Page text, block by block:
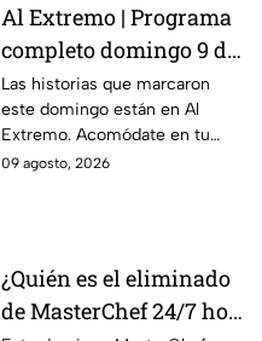
Al Extremo | Programa
completo domingo 9 de
agosto 2026
Las historias que marcaron
este domingo están en Al
Extremo. Acomódate en tu
lugar favorito y disfruta de los
09 agosto, 2026
¿Quién es el eliminado
de MasterChef 24/7 hoy